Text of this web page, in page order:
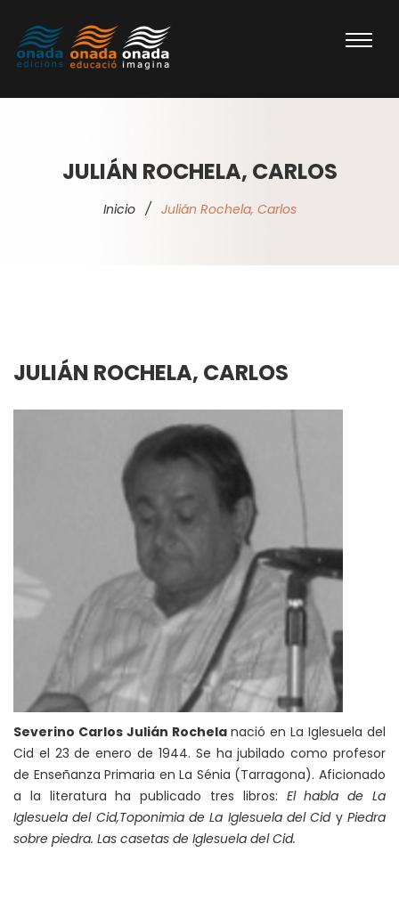
JULIÁN ROCHELA, CARLOS
Inicio / Julián Rochela, Carlos
JULIÁN ROCHELA, CARLOS
Severino Carlos Julián Rochela nació en La Iglesuela del
Cid el 23 de enero de 1944. Se ha jubilado como profesor
de Enseñanza Primaria en La Sénia (Tarragona). Aficionado
a la literatura ha publicado tres libros: El habla de La
Iglesuela del Cid,Toponimia de La Iglesuela del CidyPiedra
sobre piedra. Las casetas de Iglesuela del Cid.